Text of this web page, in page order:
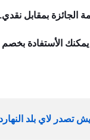
الجائزة بمقابل نقدي.
5% علي الشراء الأون لاين علي موقع الشركة
تصدر لاي بلد